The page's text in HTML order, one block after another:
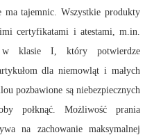
tajemnic. Wszystkie produkty
certyfikatami i atestami, m.in.
w klasie I, który potwierdze
dla niemowląt i małych
pozbawione są niebezpiecznych
połknąć. Możliwość prania
na zachowanie maksymalnej